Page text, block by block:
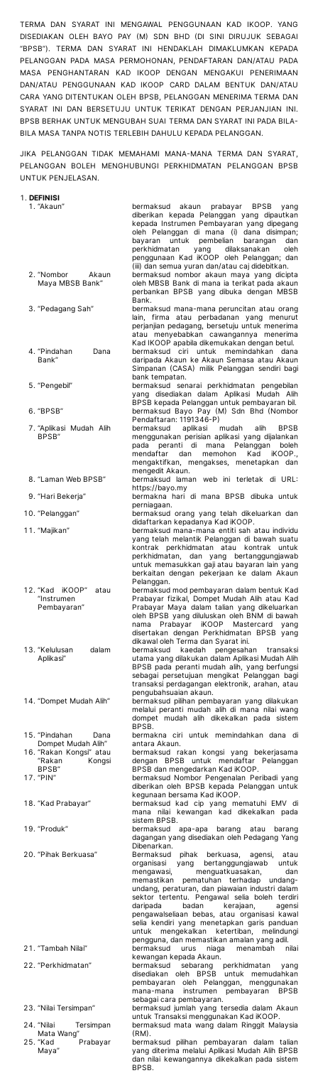
TERMA DAN SYARAT INI MENGAWAL PENGGUNAAN KAD IKOOP. YANG
DISEDIAKAN OLEH BAYO PAY (M) SDN BHD (DI SINI DIRUJUK SEBAGAI
“BPSB”). TERMA DAN SYARAT INI HENDAKLAH DIMAKLUMKAN KEPADA
PELANGGAN PADA MASA PERMOHONAN, PENDAFTARAN DAN/ATAU PADA
MASA PENGHANTARAN KAD IKOOP DENGAN MENGAKUI PENERIMAAN
DAN/ATAU PENGGUNAAN KAD IKOOP CARD DALAM BENTUK DAN/ATAU
CARA YANG DITENTUKAN OLEH BPSB, PELANGGAN MENERIMA TERMA DAN
SYARAT INI DAN BERSETUJU UNTUK TERIKAT DENGAN PERJANJIAN INI.
BPSB BERHAK UNTUK MENGUBAH SUAI TERMA DAN SYARAT INI PADA BILA-
BILA MASA TANPA NOTIS TERLEBIH DAHULU KEPADA PELANGGAN.
JIKA PELANGGAN TIDAK MEMAHAMI MANA-MANA TERMA DAN SYARAT,
PELANGGAN BOLEH MENGHUBUNGI PERKHIDMATAN PELANGGAN BPSB
UNTUK PENJELASAN.
DEFINISI
“Akaun”
bermaksud akaun prabayar BPSB yang
diberikan kepada Pelanggan yang dipautkan
kepada Instrumen Pembayaran yang dipegang
oleh Pelanggan di mana (i) dana disimpan;
bayaran untuk pembelian barangan dan
perkhidmatan yang dilaksanakan oleh
penggunaan Kad iKOOP oleh Pelanggan; dan
(iii) dan semua yuran dan/atau caj didebitkan.
“Nombor Akaun
Maya MBSB Bank”
bermaksud nombor akaun maya yang dicipta
oleh MBSB Bank di mana ia terikat pada akaun
perbankan BPSB yang dibuka dengan MBSB
Bank.
“Pedagang Sah”
bermaksud mana-mana peruncitan atau orang
lain, firma atau perbadanan yang menurut
perjanjian pedagang, bersetuju untuk menerima
atau menyebabkan cawangannya menerima
Kad IKOOP apabila dikemukakan dengan betul.
“Pindahan Dana
Bank”
bermaksud ciri untuk memindahkan dana
daripada Akaun ke Akaun Semasa atau Akaun
Simpanan (CASA) milik Pelanggan sendiri bagi
bank tempatan.
“Pengebil”
bermaksud senarai perkhidmatan pengebilan
yang disediakan dalam Aplikasi Mudah Alih
BPSB kepada Pelanggan untuk pembayaran bil.
“BPSB”
bermaksud Bayo Pay (M) Sdn Bhd (Nombor
Pendaftaran: 1191346-P)
“Aplikasi Mudah Alih
BPSB”
bermaksud aplikasi mudah alih BPSB
menggunakan perisian aplikasi yang dijalankan
pada peranti di mana Pelanggan boleh
mendaftar dan memohon Kad iKOOP.,
mengaktifkan, mengakses, menetapkan dan
mengedit Akaun.
“Laman Web BPSB”
bermaksud laman web ini terletak di URL:
https://bayo.my
“Hari Bekerja”
bermakna hari di mana BPSB dibuka untuk
perniagaan.
“Pelanggan”
bermaksud orang yang telah dikeluarkan dan
didaftarkan kepadanya Kad iKOOP.
“Majikan”
bermaksud mana-mana entiti sah atau individu
yang telah melantik Pelanggan di bawah suatu
kontrak perkhidmatan atau kontrak untuk
perkhidmatan, dan yang bertanggungjawab
untuk memasukkan gaji atau bayaran lain yang
berkaitan dengan pekerjaan ke dalam Akaun
Pelanggan.
“Kad iKOOP” atau
“Instrumen
Pembayaran”
bermaksud mod pembayaran dalam bentuk Kad
Prabayar fizikal, Dompet Mudah Alih atau Kad
Prabayar Maya dalam talian yang dikeluarkan
oleh BPSB yang diluluskan oleh BNM di bawah
nama Prabayar iKOOP Mastercard yang
disertakan dengan Perkhidmatan BPSB yang
dikawal oleh Terma dan Syarat ini.
“Kelulusan dalam
Aplikasi”
bermaksud kaedah pengesahan transaksi
utama yang dilakukan dalam Aplikasi Mudah Alih
BPSB pada peranti mudah alih, yang berfungsi
sebagai persetujuan mengikat Pelanggan bagi
transaksi perdagangan elektronik, arahan, atau
pengubahsuaian akaun.
“Dompet Mudah Alih”
bermaksud pilihan pembayaran yang dilakukan
melalui peranti mudah alih di mana nilai wang
dompet mudah alih dikekalkan pada sistem
BPSB.
“Pindahan Dana
Dompet Mudah Alih”
bermakna ciri untuk memindahkan dana di
antara Akaun.
“Rakan Kongsi” atau
“Rakan Kongsi
BPSB”
bermaksud rakan kongsi yang bekerjasama
dengan BPSB untuk mendaftar Pelanggan
BPSB dan mengedarkan Kad iKOOP.
“PIN”
bermaksud Nombor Pengenalan Peribadi yang
diberikan oleh BPSB kepada Pelanggan untuk
kegunaan bersama Kad iKOOP.
“Kad Prabayar”
bermaksud kad cip yang mematuhi EMV di
mana nilai kewangan kad dikekalkan pada
sistem BPSB.
“Produk”
bermaksud apa-apa barang atau barang
dagangan yang disediakan oleh Pedagang Yang
Dibenarkan.
“Pihak Berkuasa”
Bermaksud pihak berkuasa, agensi, atau
organisasi yang bertanggungjawab untuk
mengawasi, menguatkuasakan, dan
memastikan pematuhan terhadap undang-
undang, peraturan, dan piawaian industri dalam
sektor tertentu. Pengawal selia boleh terdiri
daripada badan kerajaan, agensi
pengawalseliaan bebas, atau organisasi kawal
selia kendiri yang menetapkan garis panduan
untuk mengekalkan ketertiban, melindungi
pengguna, dan memastikan amalan yang adil.
“Tambah Nilai”
bermaksud urus niaga menambah nilai
kewangan kepada Akaun.
“Perkhidmatan”
bermaksud sebarang perkhidmatan yang
disediakan oleh BPSB untuk memudahkan
pembayaran oleh Pelanggan, menggunakan
mana-mana instrumen pembayaran BPSB
sebagai cara pembayaran.
“Nilai Tersimpan”
bermaksud jumlah yang tersedia dalam Akaun
untuk Transaksi menggunakan Kad iKOOP.
“Nilai Tersimpan
Mata Wang”
bermaksud mata wang dalam Ringgit Malaysia
(RM).
“Kad Prabayar
Maya”
bermaksud pilihan pembayaran dalam talian
yang diterima melalui Aplikasi Mudah Alih BPSB
dan nilai kewangannya dikekalkan pada sistem
BPSB.